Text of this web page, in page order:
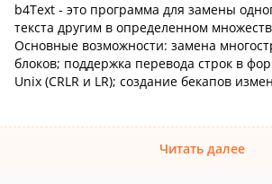
b4Text - это программа для замены
текста другим в определенном
Основные возможности: замена
блоков; поддержка перевода строк в
Unix (CRLR и LR); создание бекапов
Читать далее